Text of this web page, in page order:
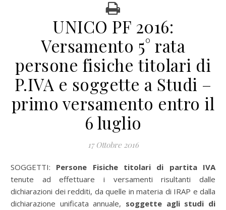
UNICO PF 2016:
Versamento 5° rata
persone fisiche titolari di
P.IVA e soggette a Studi –
primo versamento entro il
6 luglio
17 Ottobre 2016
SOGGETTI: Persone Fisiche titolari di partita IVA
tenute ad effettuare i versamenti risultanti dalle
dichiarazioni dei redditi, da quelle in materia di IRAP e dalla
dichiarazione unificata annuale, soggette agli studi di